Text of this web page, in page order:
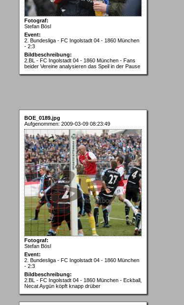
Fotograf:
Stefan Bösl
Event:
2. Bundesliga - FC Ingolstadt 04 - 1860 München
- 2:3
Bildbeschreibung:
2.BL - FC Ingolstadt 04 - 1860 München - Fans
beider Vereine analysieren das Speil in der Pause
BOE_0189.jpg
Aufgenommen: 2009-03-09 08:23:49
Fotograf:
Stefan Bösl
Event:
2. Bundesliga - FC Ingolstadt 04 - 1860 München
- 2:3
Bildbeschreibung:
2.BL - FC Ingolstadt 04 - 1860 München - Eckball,
Necat Aygün köpft knapp drüber